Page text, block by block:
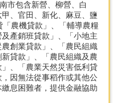
市包含新營、柳營、白
、官田、新化、麻豆、鹽
農機貸款」、「輔導農糧
產銷班貸款」、「小地主
創業貸款」、「農民組織
貸款」、「農民組織及農
、「農業天然災害低利貸
因無法從事稻作或其他公
息困難者，提供金融協助